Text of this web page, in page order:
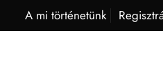
A mi történetünk